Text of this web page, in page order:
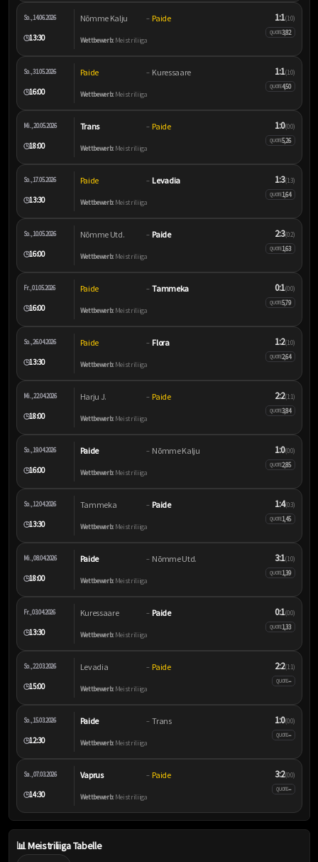
So., 14.06.2026
🕒13:30
Nõmme Kalju – Paide
Wettbewerb:Meistriliiga
1:1(1:0)
QUOTE3,82
So., 31.05.2026
🕒16:00
Paide – Kuressaare
Wettbewerb:Meistriliiga
1:1(1:0)
QUOTE4,50
Mi., 20.05.2026
🕒18:00
Trans – Paide
Wettbewerb:Meistriliiga
1:0(0:0)
QUOTE5,26
So., 17.05.2026
🕒13:30
Paide – Levadia
Wettbewerb:Meistriliiga
1:3(1:3)
QUOTE1,64
So., 10.05.2026
🕒16:00
Nõmme Utd. – Paide
Wettbewerb:Meistriliiga
2:3(0:2)
QUOTE1,63
Fr., 01.05.2026
🕒16:00
Paide – Tammeka
Wettbewerb:Meistriliiga
0:1(0:0)
QUOTE5,79
So., 26.04.2026
🕒13:30
Paide – Flora
Wettbewerb:Meistriliiga
1:2(1:0)
QUOTE2,64
Mi., 22.04.2026
🕒18:00
Harju J. – Paide
Wettbewerb:Meistriliiga
2:2(1:1)
QUOTE3,84
So., 19.04.2026
🕒16:00
Paide – Nõmme Kalju
Wettbewerb:Meistriliiga
1:0(0:0)
QUOTE2,85
So., 12.04.2026
🕒13:30
Tammeka – Paide
Wettbewerb:Meistriliiga
1:4(0:3)
QUOTE1,45
Mi., 08.04.2026
🕒18:00
Paide – Nõmme Utd.
Wettbewerb:Meistriliiga
3:1(1:0)
QUOTE1,39
Fr., 03.04.2026
🕒13:30
Kuressaare – Paide
Wettbewerb:Meistriliiga
0:1(0:0)
QUOTE1,33
So., 22.03.2026
🕒15:00
Levadia – Paide
Wettbewerb:Meistriliiga
2:2(1:1)
QUOTE–
So., 15.03.2026
🕒12:30
Paide – Trans
Wettbewerb:Meistriliiga
1:0(0:0)
QUOTE–
Sa., 07.03.2026
🕒14:30
Vaprus – Paide
Wettbewerb:Meistriliiga
3:2(0:0)
QUOTE–
📊 Meistriliiga Tabelle